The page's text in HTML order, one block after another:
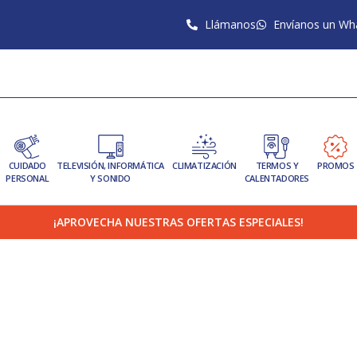
Llámanos Envíanos un
CUIDADO
PERSONAL
TELEVISIÓN, INFORMÁTICA
Y SONIDO
CLIMATIZACIÓN
TERMOS Y
CALENTADORES
PROMOS
¡APROVECHA NUESTRAS OFERTAS ESPECIALES!